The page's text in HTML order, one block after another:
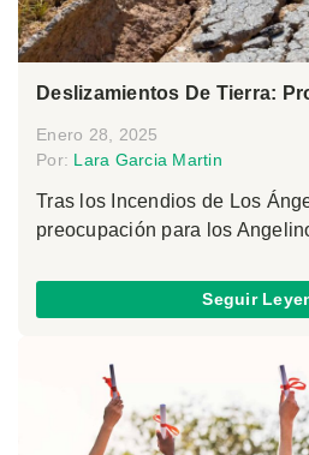
Deslizamientos De Tierra:
Enero 28, 2025
Por: Lara Garcia Martin
Tras los Incendios de Los
preocupación para los
Seguir